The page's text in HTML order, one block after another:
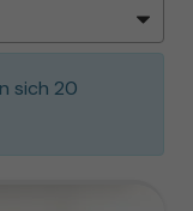
sich 20